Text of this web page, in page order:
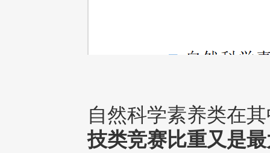
自然科学素养类在
技类竞赛比重又是